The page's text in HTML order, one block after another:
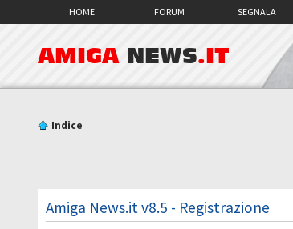
HOME FORUM SEGNALA
AMIGA NEWS.IT
Indice
Amiga News.it v8.5 - Registrazione